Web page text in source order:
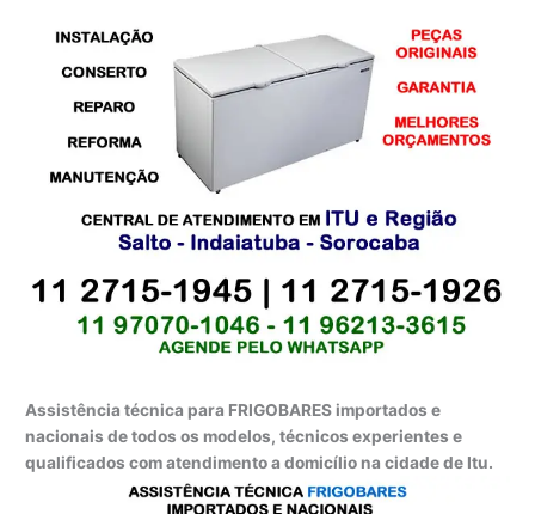
Assistência técnica para FRIGOBARES importados e
nacionais de todos os modelos, técnicos experientes e
qualificados com atendimento a domicílio na cidade de Itu.